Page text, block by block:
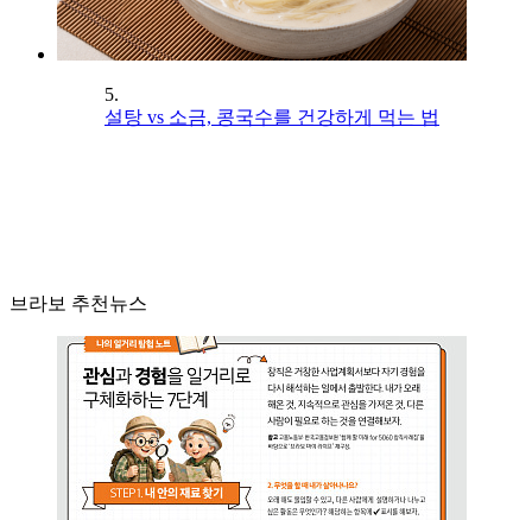
5.
설탕 vs 소금, 콩국수를 건강하게 먹는 법
브라보 추천뉴스